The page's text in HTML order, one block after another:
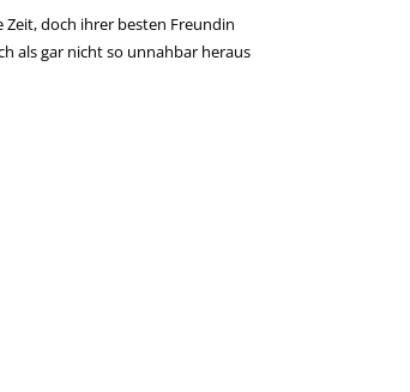
doch ihrer besten Freundin
als gar nicht so unnahbar heraus